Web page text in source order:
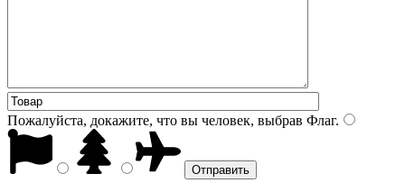
Пожалуйста, докажите, что вы человек, выбрав Флаг.